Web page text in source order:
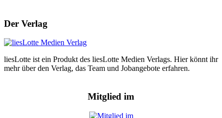
Der Verlag
liesLotte ist ein Produkt des liesLotte Medien Verlags. Hier könnt ihr
mehr über den Verlag, das Team und Jobangebote erfahren.
Mitglied im